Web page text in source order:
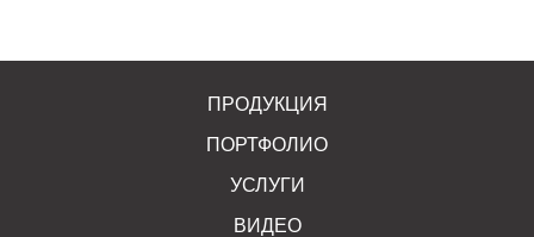
ПРОДУКЦИЯ
ПОРТФОЛИО
УСЛУГИ
ВИДЕО